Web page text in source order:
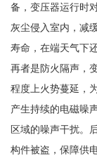
备，变压器运行时
灰尘侵入室内，减
寿命，在端天气下
再者是防火隔声，
程度上火势蔓延，
产生持续的电磁噪
区域的噪声干扰。
构件被盗，保障供